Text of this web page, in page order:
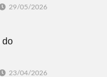
29/05/2026
do
23/04/2026